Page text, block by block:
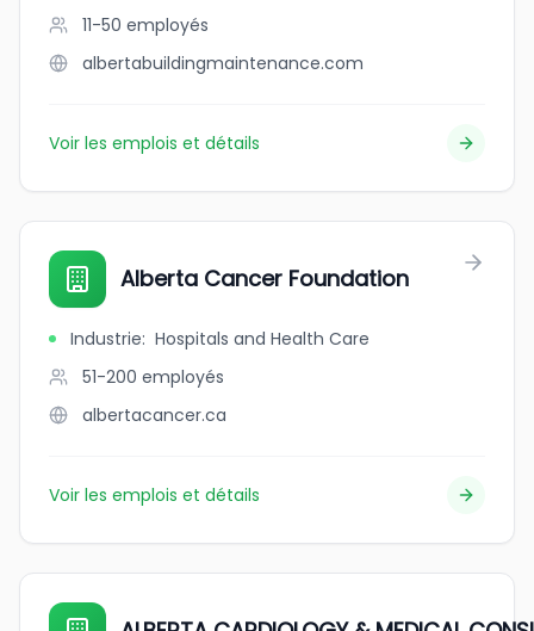
11-50 employés
albertabuildingmaintenance.com
Voir les emplois et détails
Alberta Cancer Foundation
Industrie: Hospitals and Health Care
51-200 employés
albertacancer.ca
Voir les emplois et détails